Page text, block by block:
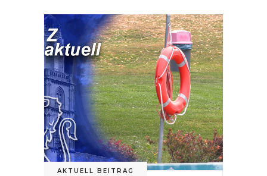
AKTUELL BEITRAG